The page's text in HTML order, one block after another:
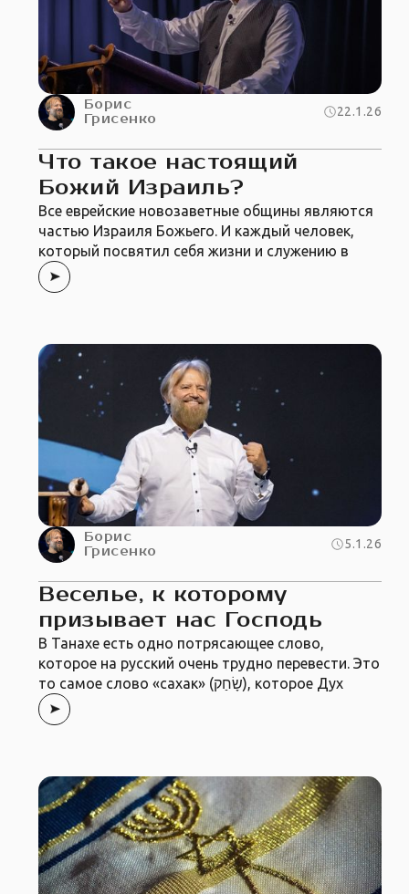
Борис
Грисенко
22.1.26
Что такое настоящий
Божий Израиль?
Все еврейские новозаветные общины являются
частью Израиля Божьего. И каждый человек,
который посвятил себя жизни и служению в
Борис
Грисенко
5.1.26
Веселье, к которому
призывает нас Господь
В Танахе есть одно потрясающее слово,
которое на русский очень трудно перевести. Это
то самое слово «сахак» (שָׂחַק), которое Дух